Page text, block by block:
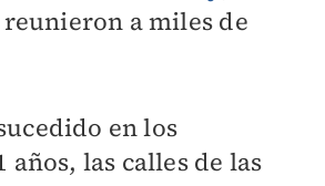
reunieron a miles de
en los
años, las calles de las